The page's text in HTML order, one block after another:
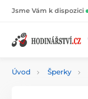
Jsme Vám k dispozici
Úvod Šperky